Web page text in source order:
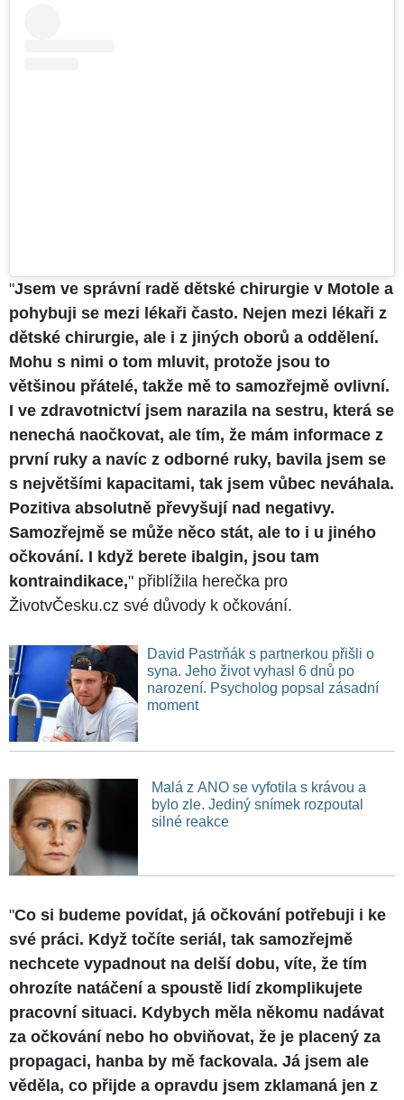
"Jsem ve správní radě dětské chirurgie v Motole a
pohybuji se mezi lékaři často. Nejen mezi lékaři z
dětské chirurgie, ale i z jiných oborů a oddělení.
Mohu s nimi o tom mluvit, protože jsou to
většinou přátelé, takže mě to samozřejmě ovlivní.
I ve zdravotnictví jsem narazila na sestru, která se
nenechá naočkovat, ale tím, že mám informace z
první ruky a navíc z odborné ruky, bavila jsem se
s největšími kapacitami, tak jsem vůbec neváhala.
Pozitiva absolutně převyšují nad negativy.
Samozřejmě se může něco stát, ale to i u jiného
očkování. I když berete ibalgin, jsou tam
kontraindikace," přiblížila herečka pro
ŽivotvČesku.cz své důvody k očkování.
David Pastrňák s partnerkou přišli o
syna. Jeho život vyhasl 6 dnů po
narození. Psycholog popsal zásadní
moment
Malá z ANO se vyfotila s krávou a
bylo zle. Jediný snímek rozpoutal
silné reakce
"Co si budeme povídat, já očkování potřebuji i ke
své práci. Když točíte seriál, tak samozřejmě
nechcete vypadnout na delší dobu, víte, že tím
ohrozíte natáčení a spoustě lidí zkomplikujete
pracovní situaci. Kdybych měla někomu nadávat
za očkování nebo ho obviňovat, že je placený za
propagaci, hanba by mě fackovala. Já jsem ale
věděla, co přijde a opravdu jsem zklamaná jen z